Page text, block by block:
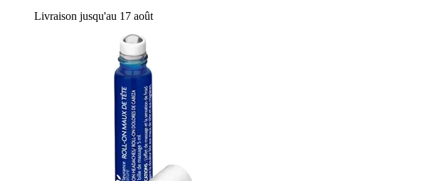
Livraison jusqu'au 17 août